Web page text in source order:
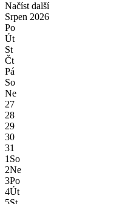
Načíst další
Srpen 2026
Po
Út
St
Čt
Pá
So
Ne
27
28
29
30
31
1 So
2Ne
3Po
4Út